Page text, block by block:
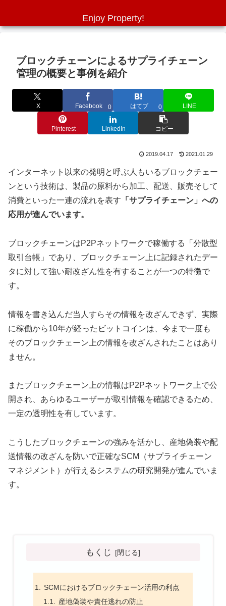
Enjoy Property!
ブロックチェーンによるサプライチェーン
管理の概要と事例を紹介
X Facebook 0 はてブ 0 LINE
Pinterest LinkedIn コピー
2019.04.17 2021.01.29
インターネット以来の発明と呼ぶ人もいるブロックチェー
ンという技術は、製品の原料から加工、配送、販売そして
消費といった一連の流れを表す 「サプライチェーン」への
応用が進んでいます。
ブロックチェーンはP2Pネットワークで稼働する「分散型
取引台帳」であり、ブロックチェーン上に記録されたデー
タに対して強い耐改ざん性を有することが一つの特徴で
す。
情報を書き込んだ当人すらその情報を改ざんできず、実際
に稼働から10年が経ったビットコインは、今まで一度も
そのブロックチェーン上の情報を改ざんされたことはあり
ません。
またブロックチェーン上の情報はP2Pネットワーク上で公
開され、あらゆるユーザーが取引情報を確認できるため、
一定の透明性を有しています。
こうしたブロックチェーンの強みを活かし、産地偽装や配
送情報の改ざんを防いで正確なSCM（サプライチェーン
マネジメント）が行えるシステムの研究開発が進んでいま
す。
もくじ
SCMにおけるブロックチェーン活用の利点
産地偽装や責任逃れの防止